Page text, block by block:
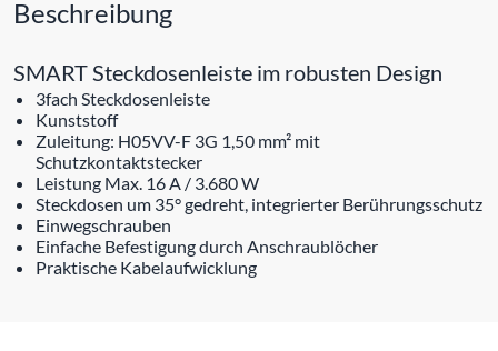
Beschreibung
SMART Steckdosenleiste im robusten Design
3fach Steckdosenleiste
Kunststoff
Zuleitung: H05VV-F 3G 1,50 mm² mit
Schutzkontaktstecker
Leistung Max. 16 A / 3.680 W
Steckdosen um 35° gedreht, integrierter Berührungsschutz
Einwegschrauben
Einfache Befestigung durch Anschraublöcher
Praktische Kabelaufwicklung